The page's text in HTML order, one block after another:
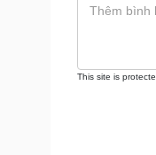
This site is